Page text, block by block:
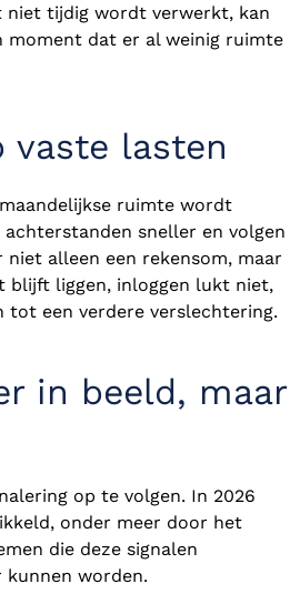
niet tijdig wordt verwerkt, kan
moment dat er al weinig ruimte
vaste lasten
ruimte wordt
sneller en volgen
alleen een rekensom, maar
blijft liggen, inloggen lukt niet,
een verdere verslechtering.
in beeld, maar
op te volgen. In 2026
onder meer door het
die deze signalen
worden.